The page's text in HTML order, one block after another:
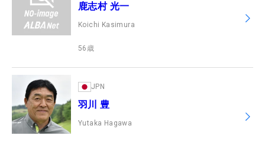
鹿志村 光一
Koichi Kasimura
56 歳
JPN
羽川 豊
Yutaka Hagawa